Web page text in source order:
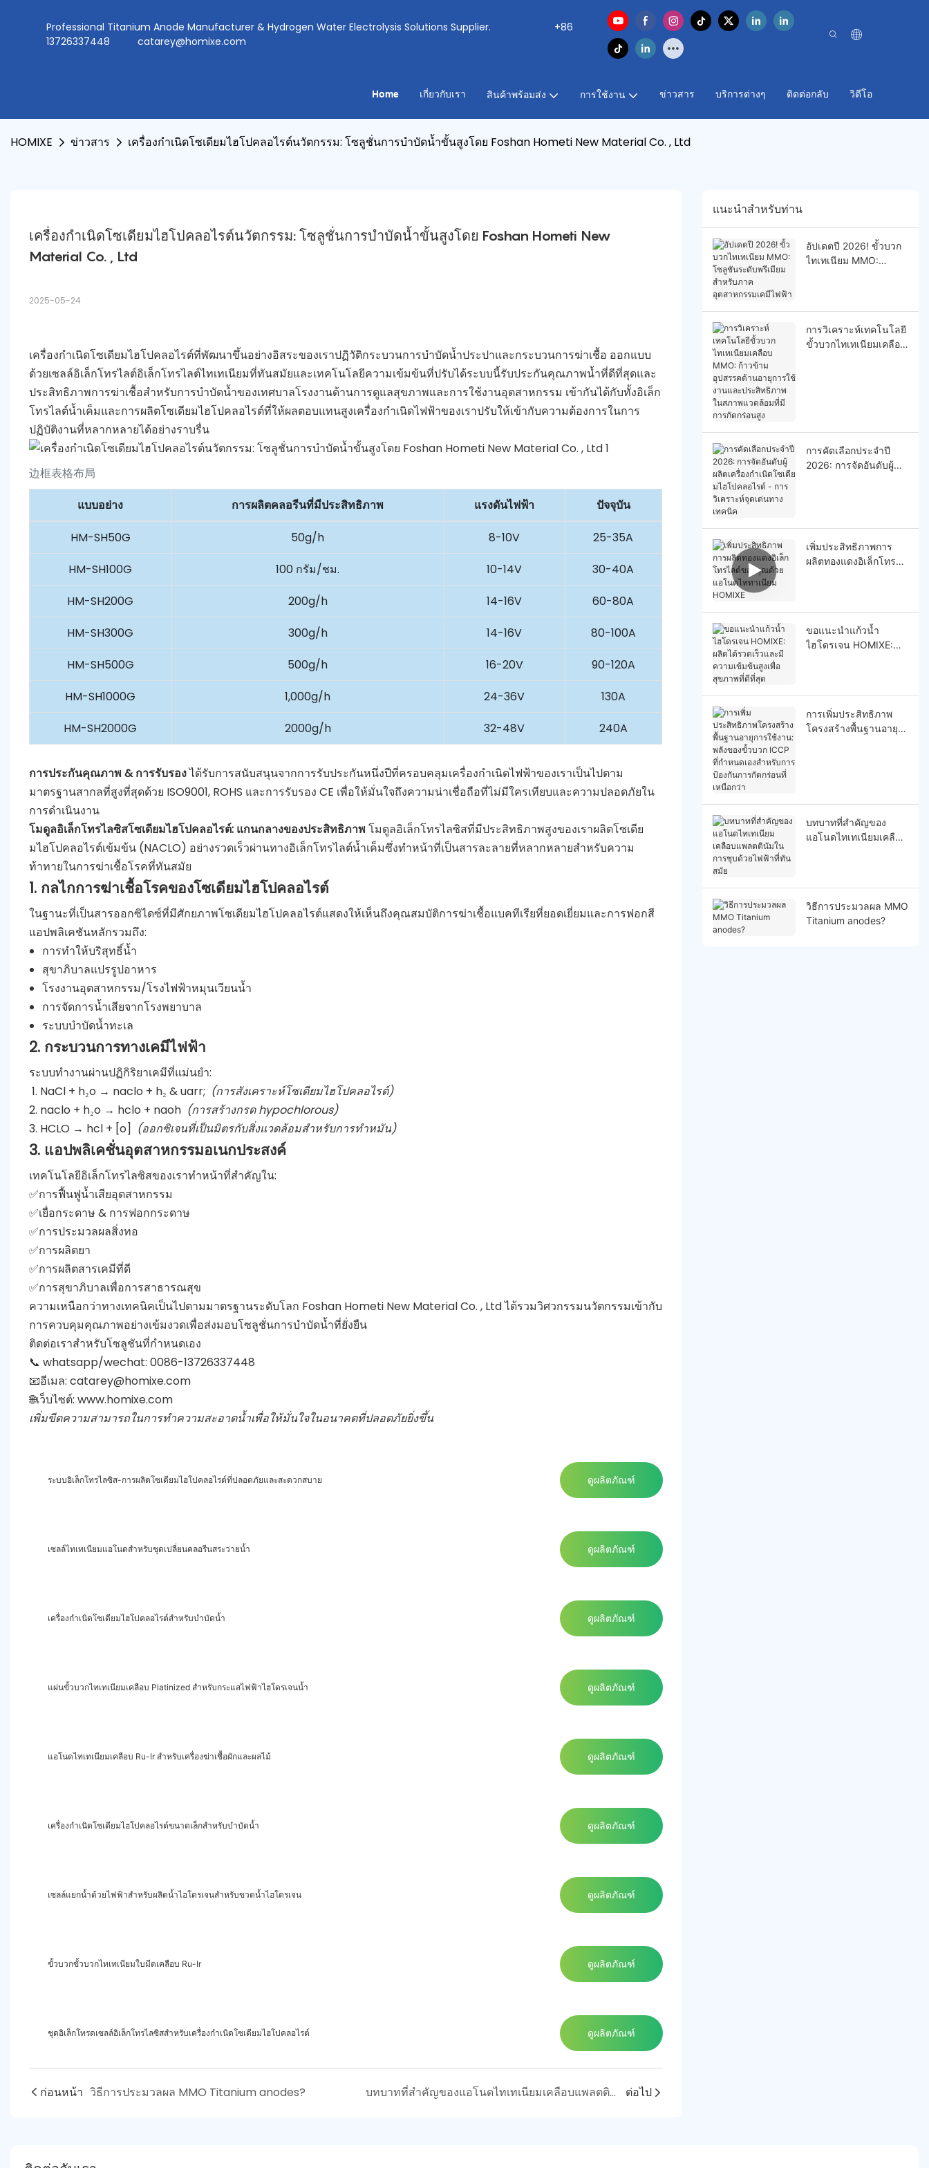
Professional Titanium Anode Manufacturer & Hydrogen Water Electrolysis Solutions Supplier.
+86
13726337448
catarey@homixe.com
Home เกี่ยวกับเรา สินค้าพร้อมส่ง การใช้งาน ข่าวสาร บริการต่างๆ ติดต่อกลับ วิดีโอ
HOMIXE ข่าวสาร เครื่องกำเนิดโซเดียมไฮโปคลอไรต์นวัตกรรม: โซลูชั่นการบำบัดน้ำขั้นสูงโดย Foshan Hometi New Material Co. , Ltd
เครื่องกำเนิดโซเดียมไฮโปคลอไรต์นวัตกรรม: โซลูชั่นการบำบัดน้ำขั้นสูงโดย Foshan Hometi New
Material Co. , Ltd
2025-05-24
เครื่องกำเนิดโซเดียมไฮโปคลอไรต์ที่พัฒนาขึ้นอย่างอิสระของเราปฏิวัติกระบวนการบำบัดน้ำประปาและกระบวนการฆ่าเชื้อ ออกแบบ
ด้วยเซลล์อิเล็กโทรไลต์อิเล็กโทรไลต์ไทเทเนียมที่ทันสมัยและเทคโนโลยีความเข้มข้นที่ปรับได้ระบบนี้รับประกันคุณภาพน้ำที่ดีที่สุดและ
ประสิทธิภาพการฆ่าเชื้อสำหรับการบำบัดน้ำของเทศบาลโรงงานด้านการดูแลสุขภาพและการใช้งานอุตสาหกรรม เข้ากันได้กับทั้งอิเล็ก
โทรไลต์น้ำเค็มและการผลิตโซเดียมไฮโปคลอไรต์ที่ให้ผลตอบแทนสูงเครื่องกำเนิดไฟฟ้าของเราปรับให้เข้ากับความต้องการในการ
ปฏิบัติงานที่หลากหลายได้อย่างราบรื่น
边框表格布局
แบบอย่าง
การผลิตคลอรีนที่มีประสิทธิภาพ แรงดันไฟฟ้า ปัจจุบัน
HM-SH50G 50g/h 8-10V
25-35A
HM-SH100G
100 กรัม/ชม. 10-14V
30-40A
HM-SH200G
200g/h 14-16V
60-80A
HM-SH300G
300g/h 14-16V
80-100A
HM-SH500G
500g/h 16-20V
90-120A
HM-SH1000G
1,000g/h 24-36V
130A
HM-SH2000G
2000g/h 32-48V 240A
การประกันคุณภาพ & การรับรองได้รับการสนับสนุนจากการรับประกันหนึ่งปีที่ครอบคลุมเครื่องกำเนิดไฟฟ้าของเราเป็นไปตาม
มาตรฐานสากลที่สูงที่สุดด้วย ISO9001, ROHS และการรับรอง CE เพื่อให้มั่นใจถึงความน่าเชื่อถือที่ไม่มีใครเทียบและความปลอดภัยใน
การดำเนินงาน
โมดูลอิเล็กโทรไลซิสโซเดียมไฮโปคลอไรต์: แกนกลางของประสิทธิภาพ โมดูลอิเล็กโทรไลซิสที่มีประสิทธิภาพสูงของเราผลิตโซเดีย
มไฮโปคลอไรต์เข้มข้น (NACLO) อย่างรวดเร็วผ่านทางอิเล็กโทรไลต์น้ำเค็มซึ่งทำหน้าที่เป็นสารละลายที่หลากหลายสำหรับความ
ท้าทายในการฆ่าเชื้อโรคที่ทันสมัย
1. กลไกการฆ่าเชื้อโรคของโซเดียมไฮโปคลอไรต์
ในฐานะที่เป็นสารออกซิไดซ์ที่มีศักยภาพโซเดียมไฮโปคลอไรต์แสดงให้เห็นถึงคุณสมบัติการฆ่าเชื้อแบคทีเรียที่ยอดเยี่ยมและการฟอกสี
แอปพลิเคชันหลักรวมถึง:
การทำให้บริสุทธิ์น้ำ
สุขาภิบาลแปรรูปอาหาร
โรงงานอุตสาหกรรม/โรงไฟฟ้าหมุนเวียนน้ำ
การจัดการน้ำเสียจากโรงพยาบาล
ระบบบำบัดน้ำทะเล
2. กระบวนการทางเคมีไฟฟ้า
ระบบทำงานผ่านปฏิกิริยาเคมีที่แม่นยำ:
NaCl + h₂o → naclo + h₂ & uarr; (การสังเคราะห์โซเดียมไฮโปคลอไรต์)
naclo + h₂o → hclo + naoh (การสร้างกรด hypochlorous)
HCLO → hcl + [o] (ออกซิเจนที่เป็นมิตรกับสิ่งแวดล้อมสำหรับการทำหมัน)
3. แอปพลิเคชั่นอุตสาหกรรมอเนกประสงค์
เทคโนโลยีอิเล็กโทรไลซิสของเราทำหน้าที่สำคัญใน:
✅การฟื้นฟูน้ำเสียอุตสาหกรรม
✅เยื่อกระดาษ & การฟอกกระดาษ
✅การประมวลผลสิ่งทอ
✅การผลิตยา
✅การผลิตสารเคมีที่ดี
✅การสุขาภิบาลเพื่อการสาธารณสุข
ความเหนือกว่าทางเทคนิคเป็นไปตามมาตรฐานระดับโลก Foshan Hometi New Material Co. , Ltd ได้รวมวิศวกรรมนวัตกรรมเข้ากับ
การควบคุมคุณภาพอย่างเข้มงวดเพื่อส่งมอบโซลูชั่นการบำบัดน้ำที่ยั่งยืน
ติดต่อเราสำหรับโซลูชันที่กำหนดเอง
📞 whatsapp/wechat: 0086-13726337448
📧อีเมล: catarey@homixe.com
🌐เว็บไซต์: www.homixe.com
เพิ่มขีดความสามารถในการทำความสะอาดน้ำเพื่อให้มั่นใจในอนาคตที่ปลอดภัยยิ่งขึ้น
ระบบอิเล็กโทรไลซิส-การผลิตโซเดียมไฮโปคลอไรต์ที่ปลอดภัยและสะดวกสบาย ดูผลิตภัณฑ์
เซลล์ไทเทเนียมแอโนดสำหรับชุดเปลี่ยนคลอรีนสระว่ายน้ำ ดูผลิตภัณฑ์
เครื่องกำเนิดโซเดียมไฮโปคลอไรต์สำหรับบำบัดน้ำ ดูผลิตภัณฑ์
แผ่นขั้วบวกไทเทเนียมเคลือบ Platinized สำหรับกระแสไฟฟ้าไฮโดรเจนน้ำ ดูผลิตภัณฑ์
แอโนดไทเทเนียมเคลือบ Ru-Ir สำหรับเครื่องฆ่าเชื้อผักและผลไม้ ดูผลิตภัณฑ์
เครื่องกำเนิดโซเดียมไฮโปคลอไรต์ขนาดเล็กสำหรับบำบัดน้ำ ดูผลิตภัณฑ์
เซลล์แยกน้ำด้วยไฟฟ้าสำหรับผลิตน้ำไฮโดรเจนสำหรับขวดน้ำไฮโดรเจน ดูผลิตภัณฑ์
ขั้วบวกขั้วบวกไทเทเนียมใบมีดเคลือบ Ru-Ir ดูผลิตภัณฑ์
ชุดอิเล็กโทรดเซลล์อิเล็กโทรไลซิสสำหรับเครื่องกำเนิดโซเดียมไฮโปคลอไรต์ ดูผลิตภัณฑ์
ก่อนหน้า วิธีการประมวลผล MMO Titanium anodes? บทบาทที่สำคัญของแอโนดไทเทเนียมเคลือบแพลตตินัมในการชุบด้วยไฟฟ้าที่ทันสมัย ต่อไป
แนะนำสำหรับท่าน
อัปเดตปี 2026! ขั้วบวก
ไทเทเนียม MMO:
การวิเคราะห์เทคโนโลยี
ขั้วบวกไทเทเนียมเคลือบ
การคัดเลือกประจำปี
2026: การจัดอันดับผู้
เพิ่มประสิทธิภาพการ
ผลิตทองแดงอิเล็กโทร
ขอแนะนำแก้วน้ำ
ไฮโดรเจน HOMIXE:
การเพิ่มประสิทธิภาพ
โครงสร้างพื้นฐานอายุ
บทบาทที่สำคัญของ
แอโนดไทเทเนียมเคลือบ
วิธีการประมวลผล MMO
Titanium anodes?